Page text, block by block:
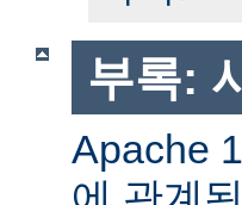
부록:
Apache